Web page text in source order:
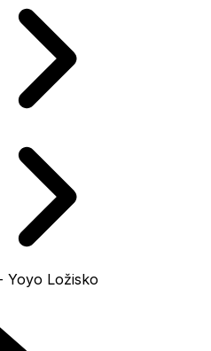
Yoyo Ložisko